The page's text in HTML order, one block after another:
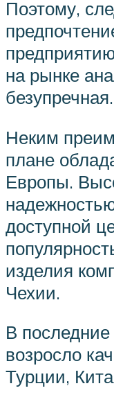
Поэтому,
на рынке
безупречная.
Неким
плане
Европы.
доступной
изделия
Чехии.
В последние
возросло
Турции,